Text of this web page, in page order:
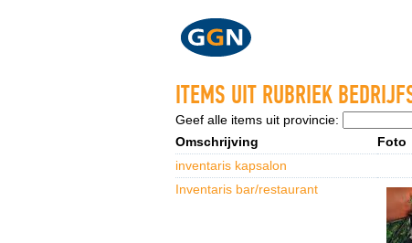
ITEMS UIT RUBRIEK
Geef alle items uit provincie:
Omschrijving
Foto
inventaris kapsalon
Inventaris bar/restaurant